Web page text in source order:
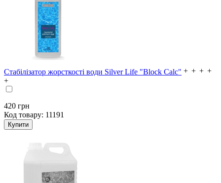
Стабілізатор жорсткості води Silver Life "Block Calc"
420 грн
Код товару: 11191